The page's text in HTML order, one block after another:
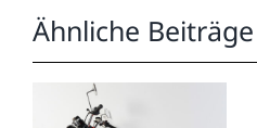
Ähnliche Beiträge